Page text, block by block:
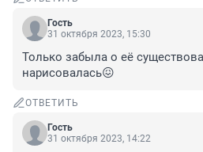
Гость
31 октября 2023, 15:30
Только забыла о её
нарисовалась😖
ОТВЕТИТЬ
Гость
31 октября 2023, 14:22